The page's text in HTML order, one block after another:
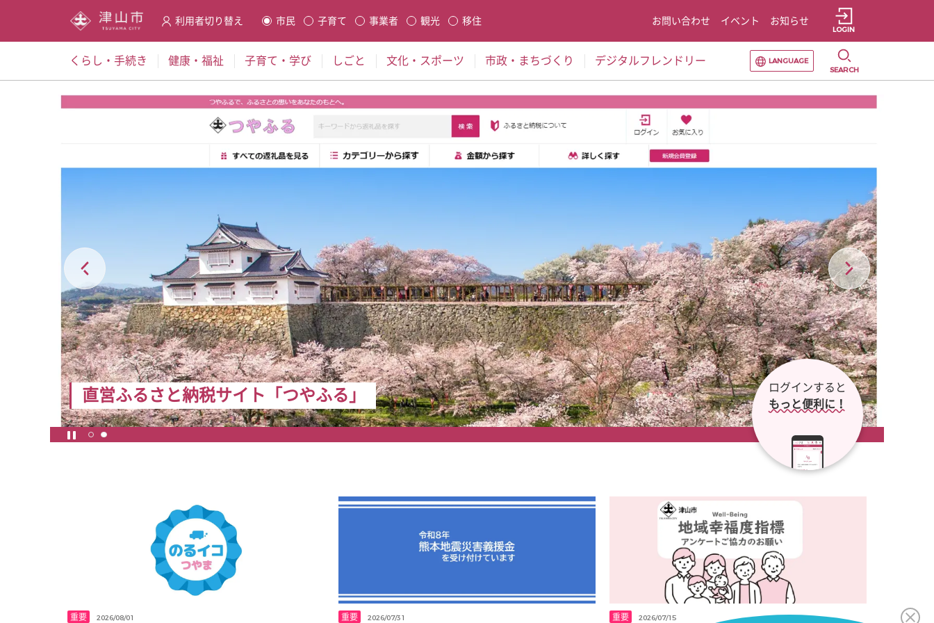
利用者切り替え
選択すると利用者の切替が発生します
市民 子育て 事業者 観光 移住 お問い合わせ イベント お知らせ
LOGIN
くらし・手続き 健康・福祉 子育て・学び しごと 文化・スポーツ 市政・まちづくり デジタルフレンドリー
選択すると言語の切替が発生します
LANGUAGE
SEARCH
直営ふるさと納税サイト「つやふる」
ログインすると
もっと便利に！
重要 2026/08/01 重要 2026/07/31 重要 2026/07/15